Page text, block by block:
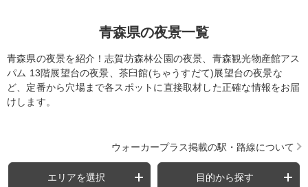
青森県の夜景一覧
青森県の夜景を紹介！志賀坊森林公園の夜景、青森観光物産館アス
パム 13階展望台の夜景、茶臼館(ちゃうすだて)展望台の夜景な
ど、定番から穴場まで各スポットに直接取材した正確な情報をお届
けします。
ウォーカープラス掲載の駅・路線について
エリアを選択 目的から探す